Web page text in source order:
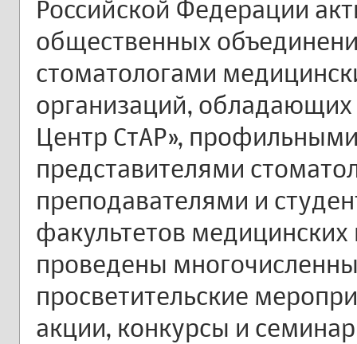
Российской Федерации
общественных
стоматологами
организаций,
Центр СтАР»,
представителями
преподавателями и
факультетов медицинских
проведены
просветительские
акции, конкурсы и